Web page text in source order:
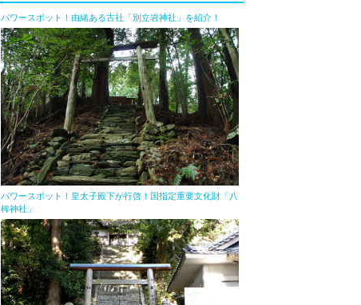
パワースポット！由緒ある古社「別立岩神社」を紹介！
パワースポット！皇太子殿下が行啓！国指定重要文化財「八
桙神社」